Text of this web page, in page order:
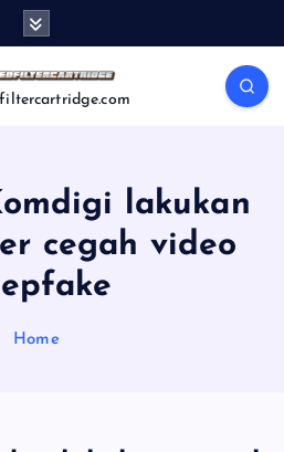
lakukan
cegah video
Home